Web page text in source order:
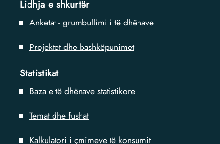
Lidhja e shkurtër
Anketat - grumbullimi i të dhënave
Projektet dhe bashkëpunimet
Statistikat
Baza e të dhënave statistikore
Temat dhe fushat
Kalkulatori i çmimeve të konsumit